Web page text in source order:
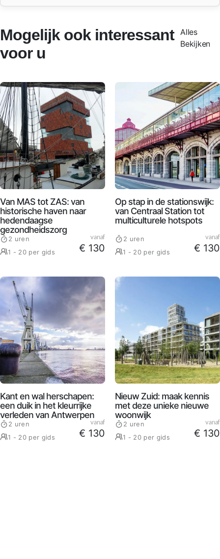
Mogelijk ook interessant
voor u
Alles
Bekijken
Van MAS tot ZAS: van
historische haven naar
hedendaagse
gezondheidszorg
2 uren
1 - 20 per gids
vanaf
€ 130
Op stap in de stationswijk:
van Centraal Station tot
multiculturele hotspots
2 uren
1 - 20 per gids
vanaf
€ 130
Kant en wal herschapen:
een duik in het kleurrijke
verleden van Antwerpen
2 uren
1 - 20 per gids
vanaf
€ 130
Nieuw Zuid: maak kennis
met deze unieke nieuwe
woonwijk
2 uren
1 - 20 per gids
vanaf
€ 130